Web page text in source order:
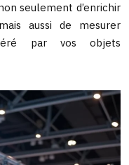
seulement d’enrichir
aussi de mesurer
par vos objets